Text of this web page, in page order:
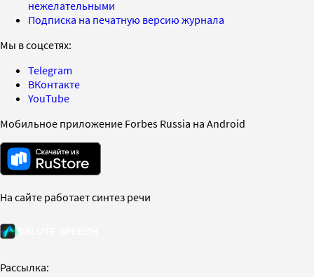
нежелательными
Подписка на печатную версию журнала
Мы в соцсетях:
Telegram
ВКонтакте
YouTube
Мобильное приложение Forbes Russia на Android
На сайте работает синтез речи
Рассылка: